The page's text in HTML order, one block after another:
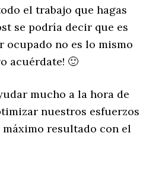
el trabajo que hagas
se podría decir que es
ocupado no es lo mismo
acuérdate! 🙂
mucho a la hora de
nuestros esfuerzos
resultado con el